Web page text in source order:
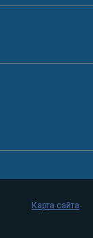
Карта сайта